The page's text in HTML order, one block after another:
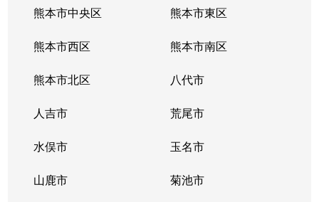
熊本市中央区 熊本市東区
熊本市西区 熊本市南区
熊本市北区 八代市
人吉市 荒尾市
水俣市 玉名市
山鹿市 菊池市